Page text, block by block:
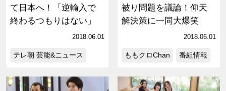
て日本へ！「逆輸入で
終わるつもりはない」
2018.06.01
テレ朝 芸能&ニュース
被り問題を議論！仰天
解決策に一同大爆笑
2018.06.01
ももクロChan 番組情報